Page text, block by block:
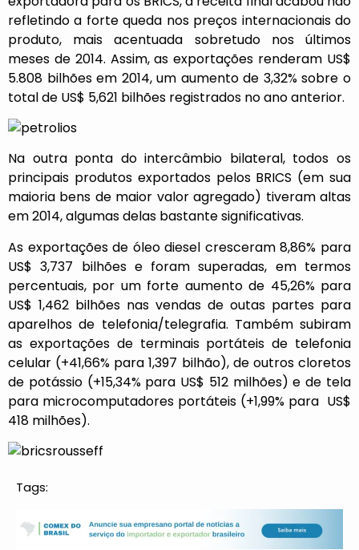
refletindo a forte queda nos preços internacionais do
produto, mais acentuada sobretudo nos últimos
meses de 2014. Assim, as exportações renderam US$
5.808 bilhões em 2014, um aumento de 3,32% sobre o
total de US$ 5,621 bilhões registrados no ano anterior.
Na outra ponta do intercâmbio bilateral, todos os
principais produtos exportados pelos BRICS (em sua
maioria bens de maior valor agregado) tiveram altas
em 2014, algumas delas bastante significativas.
As exportações de óleo diesel cresceram 8,86% para
US$ 3,737 bilhões e foram superadas, em termos
percentuais, por um forte aumento de 45,26% para
US$ 1,462 bilhões nas vendas de outas partes para
aparelhos de telefonia/telegrafia. Também subiram
as exportações de terminais portáteis de telefonia
celular (+41,66% para 1,397 bilhão), de outros cloretos
de potássio (+15,34% para US$ 512 milhões) e de tela
para microcomputadores portáteis (+1,99% para US$
418 milhões).
Tags: